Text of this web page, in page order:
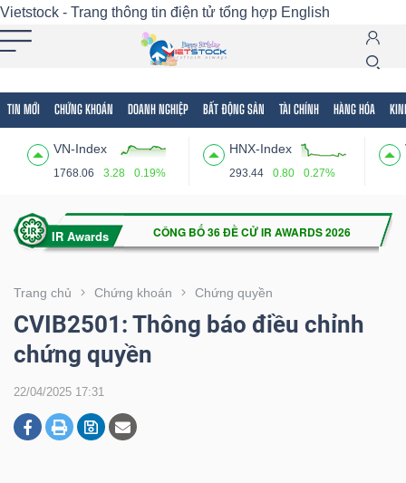
Vietstock - Trang thông tin điện tử tổng hợp English
TIN MỚI CHỨNG KHOÁN DOANH NGHIỆP BẤT ĐỘNG SẢN TÀI CHÍNH HÀNG HÓA
VN-Index
1768.06 3.28 0.19%
HNX-Index
293.44 0.80 0.27%
Trang chủ Chứng khoán Chứng quyền
CVIB2501: Thông báo điều chỉnh
chứng quyền
22/04/2025 17:31
Tất cả Tính năng Ngành Mã chứng khoán
Tính
(-)
VIETSTOCK
CHỨNG